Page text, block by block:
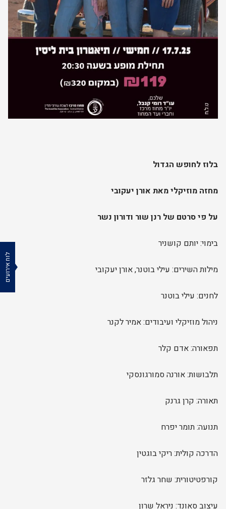
בלוז לחופש הגדול
מחזה מוזיקלי מאת אורן יעקובי
על פי סרטם של רנן שור ודורון נשר
בימוי: יותם קושניר
מילות השירים: עילי בוטנר, אורן יעקובי
לחנים: עילי בוטנר
ניהול מוזיקלי ועיבודים: אמיר לקנר
תפאורה: אדם קלר
תלבושות: אורנה סמורגונסקי
תאורה: קרן גרנק
תנועה: תומר יפרח
הדרכה קולית: ריקי בוגטין
קורפטיטורית: שחר גלזר
עיצוב סאונד: ניראל שרון
לוח אירועים